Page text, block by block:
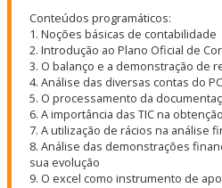
Conteúdos programáticos:
1. Noções básicas de contabilidade
2. Introdução ao Plano Oficial de
3. O balanço e a demonstração de
4. Análise das diversas contas do
5. O processamento da
6. A importância das TIC na
7. A utilização de rácios na análise
8. Análise das demonstrações
sua evolução
9. O excel como instrumento de